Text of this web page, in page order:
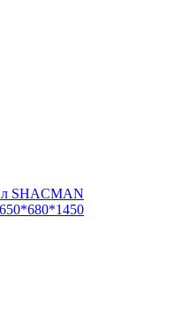
л SHACMAN